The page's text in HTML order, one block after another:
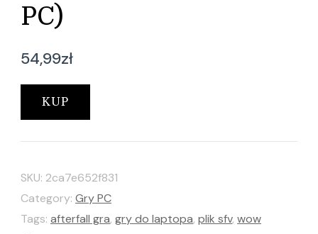
PC)
54,99zł
KUP
SKU: 2ca7e652f831
Category: Gry PC
Tags: afterfall gra, gry do laptopa, plik sfv, wow